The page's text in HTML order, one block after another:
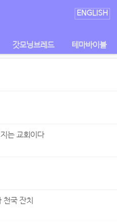
ENGLISH
갓모닝브레드 테마바이블
는 교회이다
국 잔치